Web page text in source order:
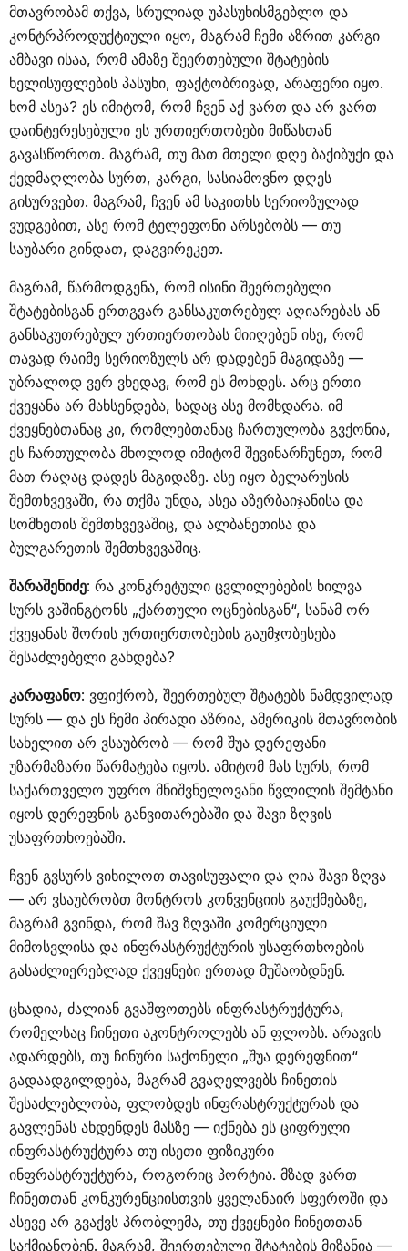
მთავრობამ თქვა, სრულიად უპასუხისმგებლო და
კონტრპროდუქტიული იყო, მაგრამ ჩემი აზრით კარგი
ამბავი ისაა, რომ ამაზე შეერთებული შტატების
ხელისუფლების პასუხი, ფაქტობრივად, არაფერი იყო.
ხომ ასეა? ეს იმიტომ, რომ ჩვენ აქ ვართ და არ ვართ
დაინტერესებული ეს ურთიერთობები მიწასთან
გავასწოროთ. მაგრამ, თუ მათ მთელი დღე ბაქიბუქი და
ქედმაღლობა სურთ, კარგი, სასიამოვნო დღეს
გისურვებთ. მაგრამ, ჩვენ ამ საკითხს სერიოზულად
ვუდგებით, ასე რომ ტელეფონი არსებობს — თუ
საუბარი გინდათ, დაგვირეკეთ.
მაგრამ, წარმოდგენა, რომ ისინი შეერთებული
შტატებისგან ერთგვარ განსაკუთრებულ აღიარებას ან
განსაკუთრებულ ურთიერთობას მიიღებენ ისე, რომ
თავად რაიმე სერიოზულს არ დადებენ მაგიდაზე —
უბრალოდ ვერ ვხედავ, რომ ეს მოხდეს. არც ერთი
ქვეყანა არ მახსენდება, სადაც ასე მომხდარა. იმ
ქვეყნებთანაც კი, რომლებთანაც ჩართულობა გვქონია,
ეს ჩართულობა მხოლოდ იმიტომ შევინარჩუნეთ, რომ
მათ რაღაც დადეს მაგიდაზე. ასე იყო ბელარუსის
შემთხვევაში, რა თქმა უნდა, ასეა აზერბაიჯანისა და
სომხეთის შემთხვევაშიც, და ალბანეთისა და
ბულგარეთის შემთხვევაშიც.
შარაშენიძე: რა კონკრეტული ცვლილებების ხილვა
სურს ვაშინგტონს „ქართული ოცნებისგან“, სანამ ორ
ქვეყანას შორის ურთიერთობების გაუმჯობესება
შესაძლებელი გახდება?
კარაფანო: ვფიქრობ, შეერთებულ შტატებს ნამდვილად
სურს — და ეს ჩემი პირადი აზრია, ამერიკის მთავრობის
სახელით არ ვსაუბრობ — რომ შუა დერეფანი
უზარმაზარი წარმატება იყოს. ამიტომ მას სურს, რომ
საქართველო უფრო მნიშვნელოვანი წვლილის შემტანი
იყოს დერეფნის განვითარებაში და შავი ზღვის
უსაფრთხოებაში.
ჩვენ გვსურს ვიხილოთ თავისუფალი და ღია შავი ზღვა
— არ ვსაუბრობთ მონტროს კონვენციის გაუქმებაზე,
მაგრამ გვინდა, რომ შავ ზღვაში კომერციული
მიმოსვლისა და ინფრასტრუქტურის უსაფრთხოების
გასაძლიერებლად ქვეყნები ერთად მუშაობდნენ.
ცხადია, ძალიან გვაშფოთებს ინფრასტრუქტურა,
რომელსაც ჩინეთი აკონტროლებს ან ფლობს. არავის
ადარდებს, თუ ჩინური საქონელი „შუა დერეფნით“
გადაადგილდება, მაგრამ გვაღელვებს ჩინეთის
შესაძლებლობა, ფლობდეს ინფრასტრუქტურას და
გავლენას ახდენდეს მასზე — იქნება ეს ციფრული
ინფრასტრუქტურა თუ ისეთი ფიზიკური
ინფრასტრუქტურა, როგორიც პორტია. მზად ვართ
ჩინეთთან კონკურენციისთვის ყველანაირ სფეროში და
ასევე არ გვაქვს პრობლემა, თუ ქვეყნები ჩინეთთან
საქმიანობენ. მაგრამ, შეერთებული შტატების მიზანია —